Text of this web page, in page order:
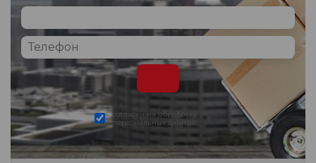
согласен на обработку
персональных данных